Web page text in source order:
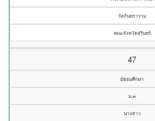
วัดกันทราราม
คณะจังหวัดสุรินทร์
47
มัธยมศึกษา
ม.๓
นางสาว